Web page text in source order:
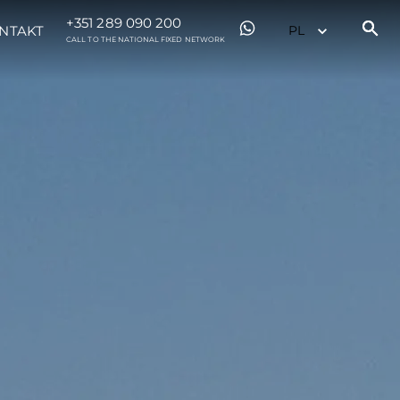
+351 289 090 200
CALL TO THE NATIONAL FIXED NETWORK